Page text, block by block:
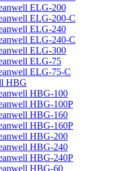
ELG-200
ELG-200-C
ELG-240
ELG-240-C
ELG-300
ELG-75
ELG-75-C
HBG
HBG-100
HBG-100P
HBG-160
HBG-160P
HBG-200
HBG-240
HBG-240P
HBG-60